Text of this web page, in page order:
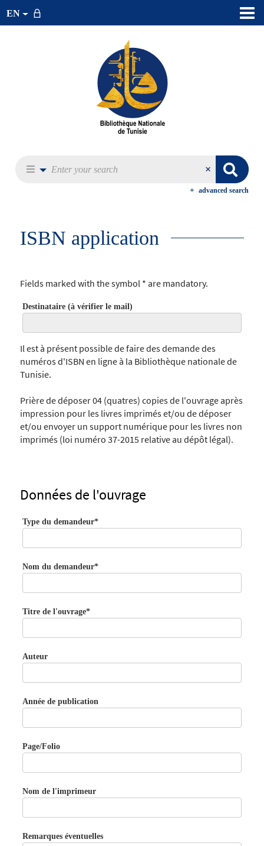
EN
advanced search
ISBN application
Fields marked with the symbol * are mandatory.
Destinataire (à vérifier le mail)
Il est à présent possible de faire des demande des
numéros d'ISBN en ligne à la Bibliothèque nationale de
Tunisie.
Prière de déposer 04 (quatres) copies de l'ouvrage après
impression pour les livres imprimés et/ou de déposer
et/ou envoyer un support numérique pour les livres non
imprimés (loi numéro 37-2015 relative au dépôt légal).
Données de l'ouvrage
Type du demandeur*
Nom du demandeur*
Titre de l'ouvrage*
Auteur
Année de publication
Page/Folio
Nom de l'imprimeur
Remarques éventuelles